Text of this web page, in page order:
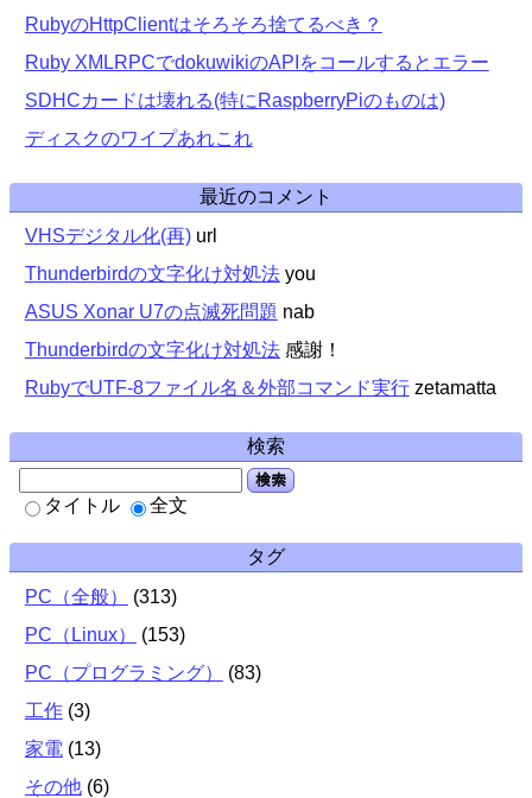
RubyのHttpClientはそろそろ捨てるべき？
Ruby XMLRPCでdokuwikiのAPIをコールするとエラー
SDHCカードは壊れる(特にRaspberryPiのものは)
ディスクのワイプあれこれ
最近のコメント
VHSデジタル化(再) url
Thunderbirdの文字化け対処法 you
ASUS Xonar U7の点滅死問題 nab
Thunderbirdの文字化け対処法 感謝！
RubyでUTF-8ファイル名＆外部コマンド実行 zetamatta
検索
検索
タイトル 全文
タグ
PC（全般）
(313)
PC（Linux）
(153)
PC（プログラミング）
(83)
工作 (3)
家電 (13)
その他 (6)